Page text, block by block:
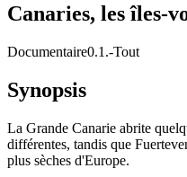
Canaries, les îles-
Documentaire0.1.-Tout
Synopsis
La Grande Canarie abrite
différentes, tandis que
plus sèches d'Europe.